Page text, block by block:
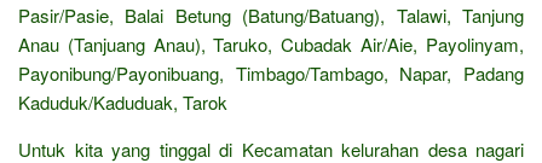
Pasir/Pasie, Balai Betung (Batung/Batuang), Talawi, Tanjung
Anau (Tanjuang Anau), Taruko, Cubadak Air/Aie, Payolinyam,
Payonibung/Payonibuang, Timbago/Tambago, Napar, Padang
Kaduduk/Kaduduak, Tarok
Untuk kita yang tinggal di Kecamatan kelurahan desa nagari